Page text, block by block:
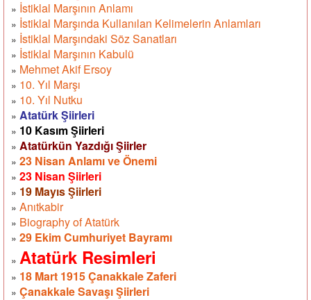
» İstiklal Marşının Anlamı
» İstiklal Marşında Kullanılan Kelimelerin Anlamları
» İstiklal Marşındaki Söz Sanatları
» İstiklal Marşının Kabulü
» Mehmet Akif Ersoy
» 10. Yıl Marşı
» 10. Yıl Nutku
» Atatürk Şiirleri
» 10 Kasım Şiirleri
» Atatürkün Yazdığı Şiirler
» 23 Nisan Anlamı ve Önemi
» 23 Nisan Şiirleri
» 19 Mayıs Şiirleri
» Anıtkabir
» Biography of Atatürk
» 29 Ekim Cumhuriyet Bayramı
» Atatürk Resimleri
» 18 Mart 1915 Çanakkale Zaferi
» Çanakkale Savaşı Şiirleri